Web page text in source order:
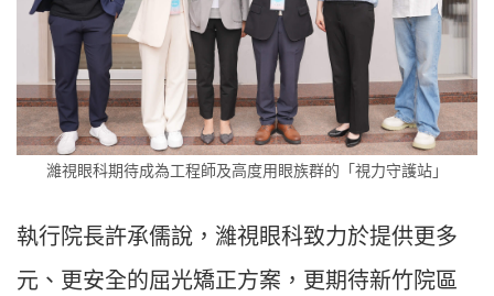
濰視眼科期待成為工程師及高度用眼族群的「視力守護站」
執行院長許承儒說，濰視眼科致力於提供更多
元、更安全的屈光矯正方案，更期待新竹院區